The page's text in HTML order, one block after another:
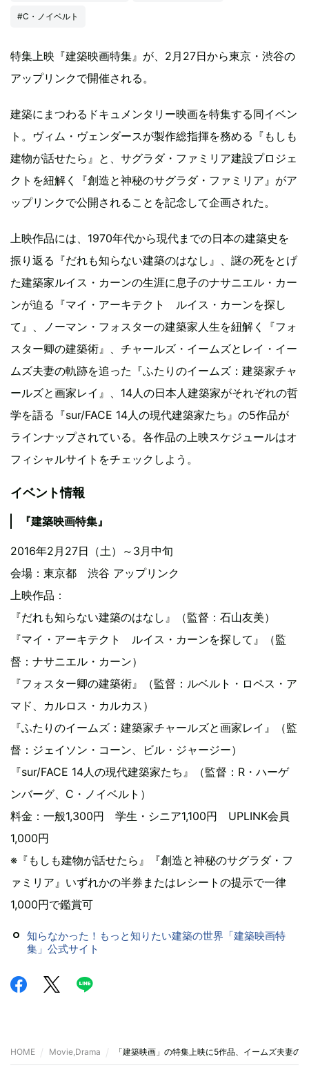
#C・ノイベルト
特集上映『建築映画特集』が、2月27日から東京・渋谷の
アップリンクで開催される。
建築にまつわるドキュメンタリー映画を特集する同イベン
ト。ヴィム・ヴェンダースが製作総指揮を務める『もしも
建物が話せたら』と、サグラダ・ファミリア建設プロジェ
クトを紐解く『創造と神秘のサグラダ・ファミリア』がア
ップリンクで公開されることを記念して企画された。
上映作品には、1970年代から現代までの日本の建築史を
振り返る『だれも知らない建築のはなし』、謎の死をとげ
た建築家ルイス・カーンの生涯に息子のナサニエル・カー
ンが迫る『マイ・アーキテクト ルイス・カーンを探し
て』、ノーマン・フォスターの建築家人生を紐解く『フォ
スター卿の建築術』、チャールズ・イームズとレイ・イー
ムズ夫妻の軌跡を追った『ふたりのイームズ：建築家チャ
ールズと画家レイ』、14人の日本人建築家がそれぞれの哲
学を語る『sur/FACE 14人の現代建築家たち』の5作品が
ラインナップされている。各作品の上映スケジュールはオ
フィシャルサイトをチェックしよう。
イベント情報
『建築映画特集』
2016年2月27日（土）～3月中旬
会場：東京都 渋谷 アップリンク
上映作品：
『だれも知らない建築のはなし』（監督：石山友美）
『マイ・アーキテクト ルイス・カーンを探して』（監
督：ナサニエル・カーン）
『フォスター卿の建築術』（監督：ルベルト・ロペス・ア
マド、カルロス・カルカス）
『ふたりのイームズ：建築家チャールズと画家レイ』（監
督：ジェイソン・コーン、ビル・ジャージー）
『sur/FACE 14人の現代建築家たち』（監督：R・ハーゲ
ンバーグ、C・ノイベルト）
料金：一般1,300円 学生・シニア1,100円 UPLINK会員
1,000円
※『もしも建物が話せたら』『創造と神秘のサグラダ・フ
ァミリア』いずれかの半券またはレシートの提示で一律
1,000円で鑑賞可
知らなかった！もっと知りたい建築の世界「建築映画特
集」公式サイト
HOME Movie,Drama 「建築映画」の特集上映に5作品、イームズ夫妻の